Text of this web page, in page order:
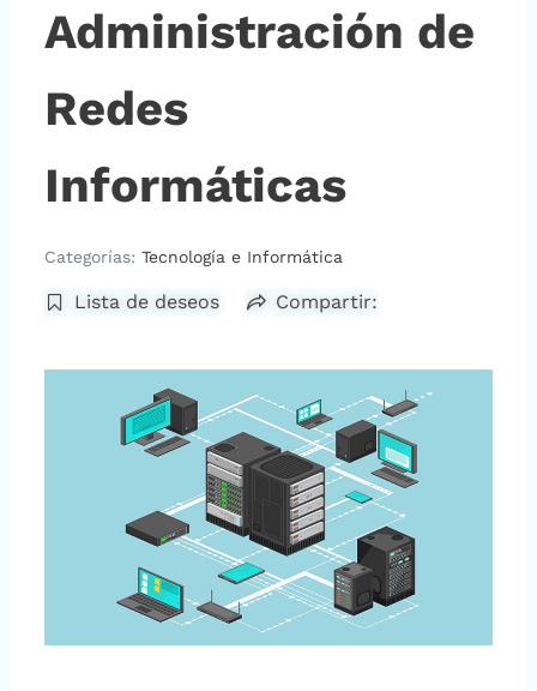
Administración de
Redes
Informáticas
Categorías: Tecnología e Informática
Lista de deseos Compartir: